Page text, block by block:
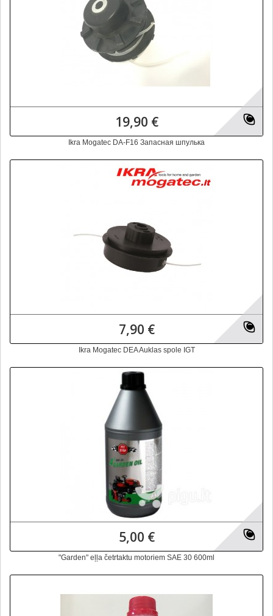
19,90 €
Ikra Mogatec DA-F16 Запасная шпулька
7,90 €
Ikra Mogatec DEA Auklas spole IGT
5,00 €
"Garden" eļļa četrtaktu motoriem SAE 30 600ml